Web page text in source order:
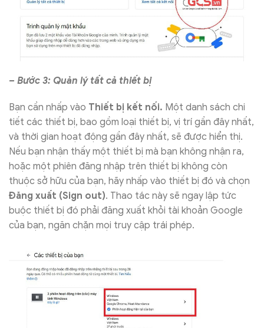
– Bước 3: Quản lý tất cả thiết bị
Bạn cần nhấp vào Thiết bị kết nối. Một danh sách chi
tiết các thiết bị, bao gồm loại thiết bị, vị trí gần đây nhất,
và thời gian hoạt động gần đây nhất, sẽ được hiển thị.
Nếu bạn nhận thấy một thiết bị mà bạn không nhận ra,
hoặc một phiên đăng nhập trên thiết bị không còn
thuộc sở hữu của bạn, hãy nhấp vào thiết bị đó và chọn
Đăng xuất (Sign out). Thao tác này sẽ ngay lập tức
buộc thiết bị đó phải đăng xuất khỏi tài khoản Google
của bạn, ngăn chặn mọi truy cập trái phép.